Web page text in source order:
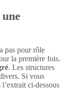
pas pour rôle
la première fois.
. Les structures
Si vous
ci-dessous